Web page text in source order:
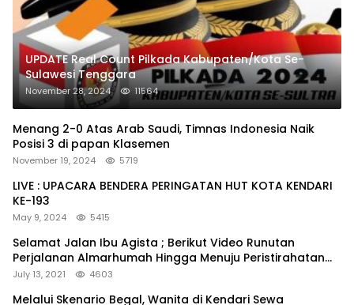
UPDATE Real Count Pilkada Kabupaten/Kota Se-
Sulawesi Tenggara
November 28, 2024 11564
Menang 2-0 Atas Arab Saudi, Timnas Indonesia Naik
Posisi 3 di papan Klasemen
November 19, 2024 5719
LIVE : UPACARA BENDERA PERINGATAN HUT KOTA KENDARI
KE-193
May 9, 2024 5415
Selamat Jalan Ibu Agista ; Berikut Video Runutan
Perjalanan Almarhumah Hingga Menuju Peristirahatan
Terakhir
July 13, 2021 4603
Melalui Skenario Begal, Wanita di Kendari Sewa